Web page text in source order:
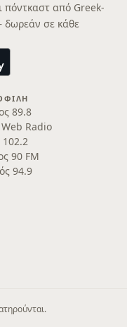
πόντκαστ από Greek-
δωρεάν σε κάθε
89.8
Radio
90 FM
94.9